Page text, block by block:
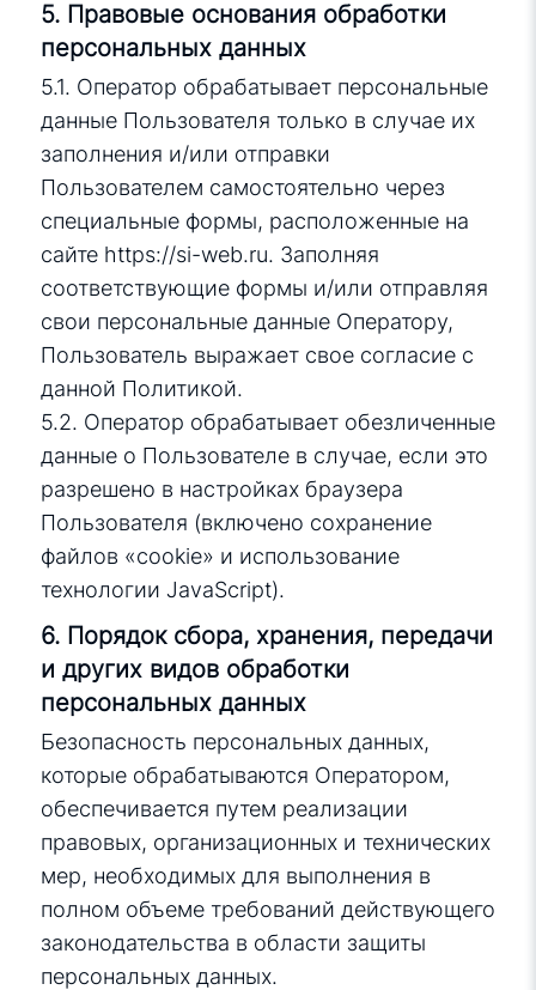
5. Правовые основания обработки
персональных данных
5.1. Оператор обрабатывает персональные
данные Пользователя только в случае их
заполнения и/или отправки
Пользователем самостоятельно через
специальные формы, расположенные на
сайте https://si-web.ru. Заполняя
соответствующие формы и/или отправляя
свои персональные данные Оператору,
Пользователь выражает свое согласие с
данной Политикой.
5.2. Оператор обрабатывает обезличенные
данные о Пользователе в случае, если это
разрешено в настройках браузера
Пользователя (включено сохранение
файлов «cookie» и использование
технологии JavaScript).
6. Порядок сбора, хранения, передачи
и других видов обработки
персональных данных
Безопасность персональных данных,
которые обрабатываются Оператором,
обеспечивается путем реализации
правовых, организационных и технических
мер, необходимых для выполнения в
полном объеме требований действующего
законодательства в области защиты
персональных данных.